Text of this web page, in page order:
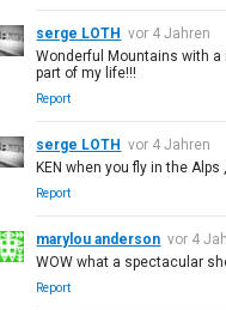
serge LOTH vor 4 Jahren
Wonderful Mountains with
part of my life!!!
Report
serge LOTH vor 4 Jahren
KEN when you fly in the
Report
marylou anderson vor 4
WOW what a spectacular
Report